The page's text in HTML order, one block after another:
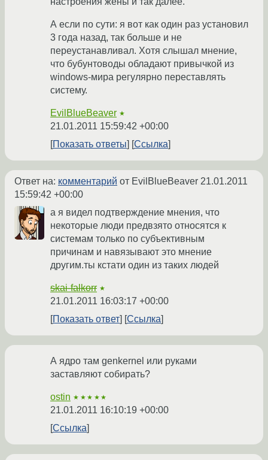
А если по сути: я вот как один раз установил
3 года назад, так больше и не
переустанавливал. Хотя слышал мнение,
что бубунтоводы обладают привычкой из
windows-мира регулярно переставлять
систему.
EvilBlueBeaver ★
21.01.2011 15:59:42 +00:00
Показать ответы
Ссылка
Ответ на: комментарий от EvilBlueBeaver 21.01.2011
15:59:42 +00:00
а я видел подтверждение мнения, что
некоторые люди предвзято относятся к
системам только по субъективным
причинам и навязывают это мнение
другим.ты кстати один из таких людей
skai-falkorr ★
21.01.2011 16:03:17 +00:00
Показать ответ
Ссылка
А ядро там genkernel или руками
заставляют собирать?
ostin ★★★★★
21.01.2011 16:10:19 +00:00
Ссылка